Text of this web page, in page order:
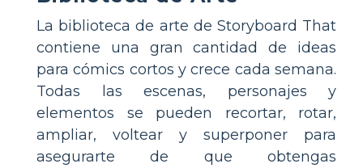
La biblioteca de arte de Storyboard That
contiene una gran cantidad de ideas
para cómics cortos y crece cada semana.
Todas las escenas, personajes y
elementos se pueden recortar, rotar,
ampliar, voltear y superponer para
asegurarte de que obtengas